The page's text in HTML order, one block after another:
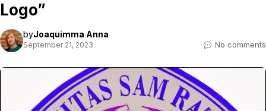
Logo”
byJoaquimma Anna
September 21, 2023 No comments